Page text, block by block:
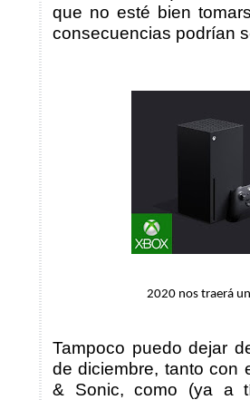
que no esté bien
consecuencias podrían
2020 nos traerá
Tampoco puedo dejar
de diciembre, tanto con
& Sonic, como (ya a